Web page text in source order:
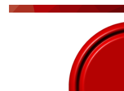
PODCAST - PONTO DE VISTA
NOTÍCIAS DESTAQUE DO DIA
BRASIL NOTÍCIAS